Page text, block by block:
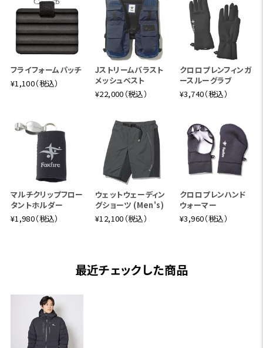
フライフォームパッチ
¥1,100（税込）
Jストリームバラスト
メッシュベスト
¥22,000（税込）
クロロプレンフィンガ
ースルーグラブ
¥3,740（税込）
マルチクリップフロー
タントホルダー
¥1,980（税込）
ウェットウェーディン
グショーツ (Men's)
¥12,100（税込）
クロロプレンハンド
ウォーマー
¥3,960（税込）
最近チェックした商品